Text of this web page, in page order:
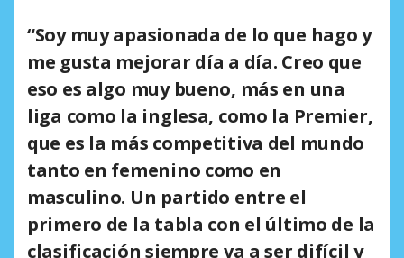
“Soy muy apasionada de lo que hago y
me gusta mejorar día a día. Creo que
eso es algo muy bueno, más en una
liga como la inglesa, como la Premier,
que es la más competitiva del mundo
tanto en femenino como en
masculino. Un partido entre el
primero de la tabla con el último de la
clasificación siempre va a ser difícil y